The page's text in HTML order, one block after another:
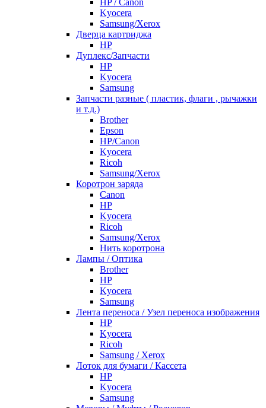
Kyocera
Samsung/Xerox
Дверца картриджа
HP
Дуплекс/Запчасти
HP
Kyocera
Samsung
Запчасти разные ( пластик, флаги , рычажки
и т.д.)
Brother
Epson
HP/Canon
Kyocera
Ricoh
Samsung/Xerox
Коротрон заряда
Canon
HP
Kyocera
Ricoh
Samsung/Xerox
Нить коротрона
Лампы / Оптика
Brother
HP
Kyocera
Samsung
Лента переноса / Узел переноса изображения
HP
Kyocera
Ricoh
Samsung / Xerox
Лоток для бумаги / Кассета
HP
Kyocera
Samsung